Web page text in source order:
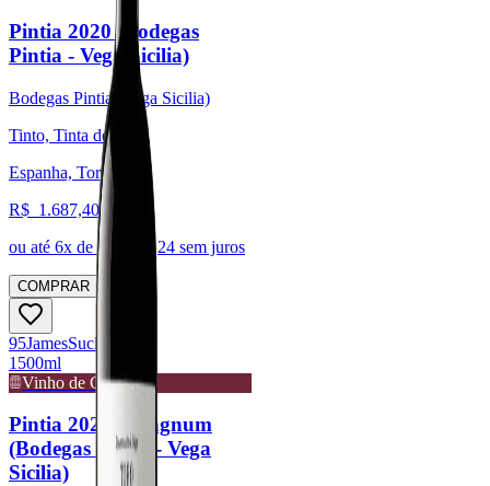
Pintia 2020 (Bodegas
Pintia - Vega Sicilia)
Bodegas Pintia (Vega Sicilia)
Tinto, Tinta de Toro
Espanha, Toro
R$ 1.687,40
ou até 6x de R$ 281,24 sem juros
COMPRAR
95JamesSuckling
1500ml
Vinho de Guarda
Pintia 2020 - Magnum
(Bodegas Pintia - Vega
Sicilia)